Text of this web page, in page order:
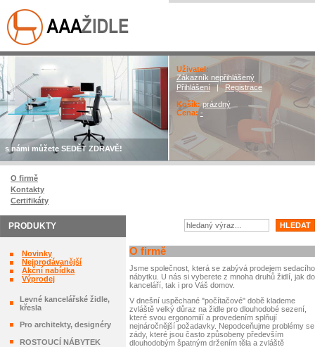
s námi můžete SEDĚT ZDRAVĚ!
Uživatel:
Zákazník nepřihlášený
Přihlášení| Registrace
Košík: prázdný
Cena: -
O firmě
Kontakty
Certifikáty
PRODUKTY
Novinky
Nejprodávanější
Akční nabídka
Výprodej
Levné kancelářské židle,
křesla
Pro architekty, designéry
ROSTOUCÍ NÁBYTEK
O firmě
Jsme společnost, která se zabývá prodejem sedacího
nábytku. U nás si vyberete z mnoha druhů židlí, jak do
kanceláří, tak i pro Váš domov.
V dnešní uspěchané "počítačové" době klademe
zvláště velký důraz na židle pro dlouhodobé sezení,
které svou ergonomiíí a provedením splňují
nejnáročnější požadavky. Nepodceňujme problémy se
zády, které jsou často způsobeny především
dlouhodobým špatným držením těla a zvláště